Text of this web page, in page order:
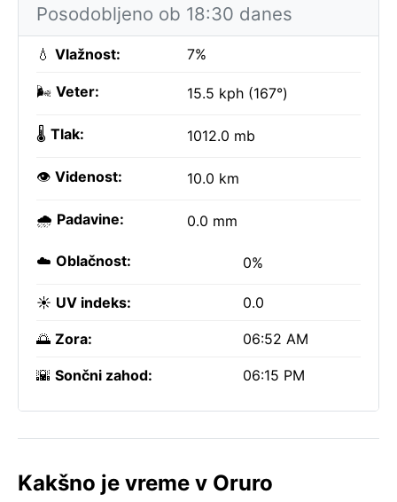
Posodobljeno ob 18:30 danes
💧 Vlažnost: 7%
🌬️ Veter: 15.5 kph (167°)
🌡️ Tlak: 1012.0 mb
👁️ Videnost: 10.0 km
🌧️ Padavine: 0.0 mm
☁️ Oblačnost: 0%
☀️ UV indeks: 0.0
🌅 Zora: 06:52 AM
🌇 Sončni zahod: 06:15 PM
Kakšno je vreme v Oruro